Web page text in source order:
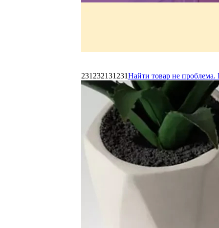
231232131231Найти товар не проблема.